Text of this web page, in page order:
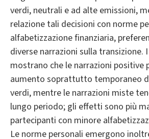
verdi, neutrali e ad alte emissioni,
relazione tali decisioni con norme
alfabetizzazione finanziaria,
diverse narrazioni sulla transizione.
mostrano che le narrazioni positive
aumento soprattutto temporaneo
verdi, mentre le narrazioni miste
lungo periodo; gli effetti sono più
partecipanti con minore
Le norme personali emergono